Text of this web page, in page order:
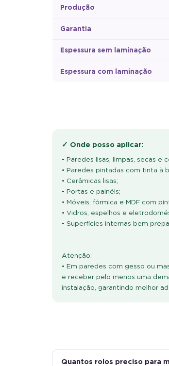
Produção
Garantia
Espessura sem laminação
Espessura com laminação
✓ Onde posso aplicar:
• Paredes lisas, limpas, secas e
• Paredes pintadas com tinta à
• Cerâmicas lisas;
• Portas e painéis;
• Móveis, fórmica e MDF com
• Vidros, espelhos e
• Superfícies internas bem
Atenção:
• Em paredes com gesso ou
e receber pelo menos uma
instalação, garantindo melhor
Quantos rolos preciso para